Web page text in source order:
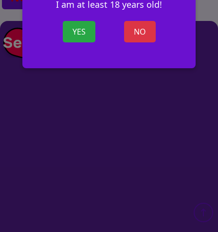
I am at least 18 years old!
YES NO+ SKELBIMĄ